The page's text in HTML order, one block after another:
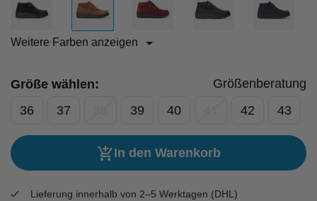
Weitere Farben anzeigen
Größe wählen:
Größenberatung
36
37 39 40 42 43
In den Warenkorb
Lieferung innerhalb von 2–5 Werktagen (DHL)